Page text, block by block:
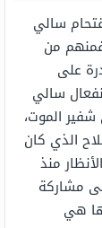
سالي
من
على
سالي
الموت،
الذي كان
منذ
مشاركة
هي